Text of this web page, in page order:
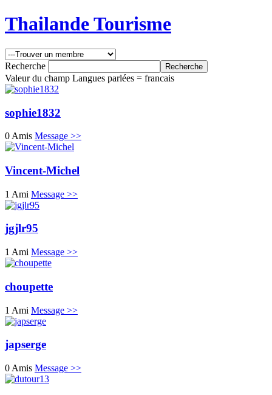
Thailande Tourisme
Recherche
Valeur du champ Langues parlées = francais
sophie1832
0 Amis Message >>
Vincent-Michel
1 Ami Message >>
jgjlr95
1 Ami Message >>
choupette
1 Ami Message >>
japserge
0 Amis Message >>